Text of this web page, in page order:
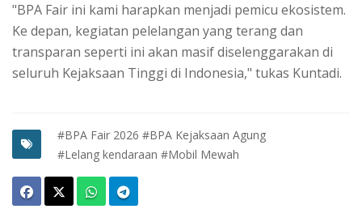
"BPA Fair ini kami harapkan menjadi pemicu ekosistem.
Ke depan, kegiatan pelelangan yang terang dan
transparan seperti ini akan masif diselenggarakan di
seluruh Kejaksaan Tinggi di Indonesia," tukas Kuntadi.
#BPA Fair 2026 #BPA Kejaksaan Agung
#Lelang kendaraan #Mobil Mewah